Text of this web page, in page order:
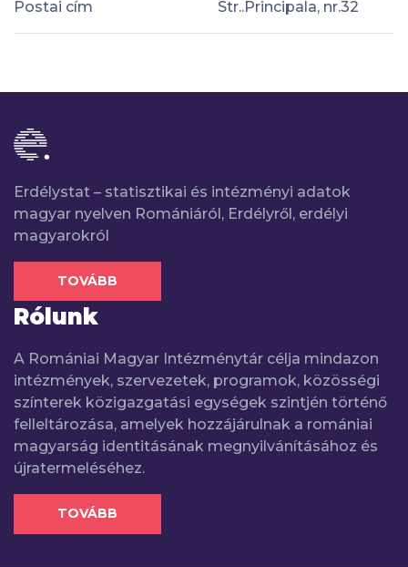
Postai cím Str..Principala, nr.32
Erdélystat – statisztikai és intézményi adatok
magyar nyelven Romániáról, Erdélyről, erdélyi
magyarokról
TOVÁBB
Rólunk
A Romániai Magyar Intézménytár célja mindazon
intézmények, szervezetek, programok, közösségi
színterek közigazgatási egységek szintjén történő
felleltározása, amelyek hozzájárulnak a romániai
magyarság identitásának megnyilvánításához és
újratermeléséhez.
TOVÁBB